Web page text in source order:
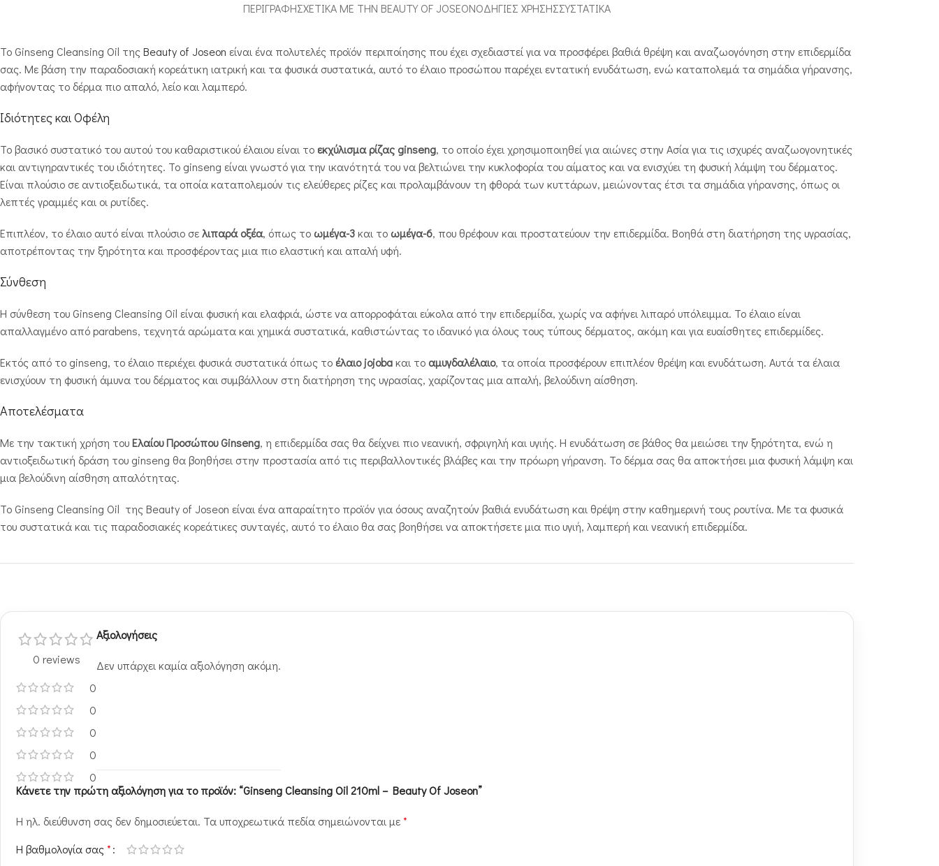
ΠΕΡΙΓΡΑΦΉΣΧΕΤΙΚΑ ΜΕ ΤΗΝ BEAUTY OF JOSEONΟΔΗΓΙΕΣ ΧΡΗΣΗΣΣΥΣΤΑΤΙΚΑ
Το Ginseng Cleansing Oil τηςBeauty of Joseon είναι ένα πολυτελές προϊόν περιποίησης που έχει σχεδιαστεί για να προσφέρει βαθιά θρέψη και αναζωογόνηση στην επιδερμίδα
σας. Με βάση την παραδοσιακή κορεάτικη ιατρική και τα φυσικά συστατικά, αυτό το έλαιο προσώπου παρέχει εντατική ενυδάτωση, ενώ καταπολεμά τα σημάδια γήρανσης,
αφήνοντας το δέρμα πιο απαλό, λείο και λαμπερό.
Ιδιότητες και Οφέλη
Το βασικό συστατικό του αυτού του καθαριστικού έλαιου είναι το εκχύλισμα ρίζας ginseng, το οποίο έχει χρησιμοποιηθεί για αιώνες στην Ασία για τις ισχυρές αναζωογονητικές
και αντιγηραντικές του ιδιότητες. Το ginseng είναι γνωστό για την ικανότητά του να βελτιώνει την κυκλοφορία του αίματος και να ενισχύει τη φυσική λάμψη του δέρματος.
Είναι πλούσιο σε αντιοξειδωτικά, τα οποία καταπολεμούν τις ελεύθερες ρίζες και προλαμβάνουν τη φθορά των κυττάρων, μειώνοντας έτσι τα σημάδια γήρανσης, όπως οι
λεπτές γραμμές και οι ρυτίδες.
Επιπλέον, το έλαιο αυτό είναι πλούσιο σελιπαρά οξέα, όπως το ωμέγα-3και το ωμέγα-6, που θρέφουν και προστατεύουν την επιδερμίδα. Βοηθά στη διατήρηση της υγρασίας,
αποτρέποντας την ξηρότητα και προσφέροντας μια πιο ελαστική και απαλή υφή.
Σύνθεση
Η σύνθεση του Ginseng Cleansing Oil είναι φυσική και ελαφριά, ώστε να απορροφάται εύκολα από την επιδερμίδα, χωρίς να αφήνει λιπαρό υπόλειμμα. Το έλαιο είναι
απαλλαγμένο από parabens, τεχνητά αρώματα και χημικά συστατικά, καθιστώντας το ιδανικό για όλους τους τύπους δέρματος, ακόμη και για ευαίσθητες επιδερμίδες.
Εκτός από το ginseng, το έλαιο περιέχει φυσικά συστατικά όπως το έλαιο jojobaκαι το αμυγδαλέλαιο, τα οποία προσφέρουν επιπλέον θρέψη και ενυδάτωση. Αυτά τα έλαια
ενισχύουν τη φυσική άμυνα του δέρματος και συμβάλλουν στη διατήρηση της υγρασίας, χαρίζοντας μια απαλή, βελούδινη αίσθηση.
Αποτελέσματα
Με την τακτική χρήση τουΕλαίου Προσώπου Ginseng, η επιδερμίδα σας θα δείχνει πιο νεανική, σφριγηλή και υγιής. Η ενυδάτωση σε βάθος θα μειώσει την ξηρότητα, ενώ η
αντιοξειδωτική δράση του ginseng θα βοηθήσει στην προστασία από τις περιβαλλοντικές βλάβες και την πρόωρη γήρανση. Το δέρμα σας θα αποκτήσει μια φυσική λάμψη και
μια βελούδινη αίσθηση απαλότητας.
Το Ginseng Cleansing Oil της Beauty of Joseon είναι ένα απαραίτητο προϊόν για όσους αναζητούν βαθιά ενυδάτωση και θρέψη στην καθημερινή τους ρουτίνα. Με τα φυσικά
του συστατικά και τις παραδοσιακές κορεάτικες συνταγές, αυτό το έλαιο θα σας βοηθήσει να αποκτήσετε μια πιο υγιή, λαμπερή και νεανική επιδερμίδα.
0 reviews
0
0
0
0
0
Αξιολογήσεις
Δεν υπάρχει καμία αξιολόγηση ακόμη.
Κάνετε την πρώτη αξιολόγηση για το προϊόν: “Ginseng Cleansing Oil 210ml – Beauty Of Joseon”
Η ηλ. διεύθυνση σας δεν δημοσιεύεται. Τα υποχρεωτικά πεδία σημειώνονται με*
Η βαθμολογία σας*